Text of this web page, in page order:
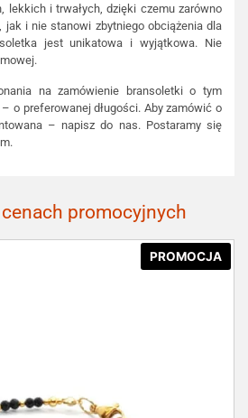
lekkich i trwałych, dzięki czemu zarówno
jak i nie stanowi zbytniego obciążenia dla
jest unikatowa i wyjątkowa. Nie
na zamówienie bransoletki o tym
o preferowanej długości. Aby zamówić o
– napisz do nas. Postaramy się
promocyjnych
PROMOCJA